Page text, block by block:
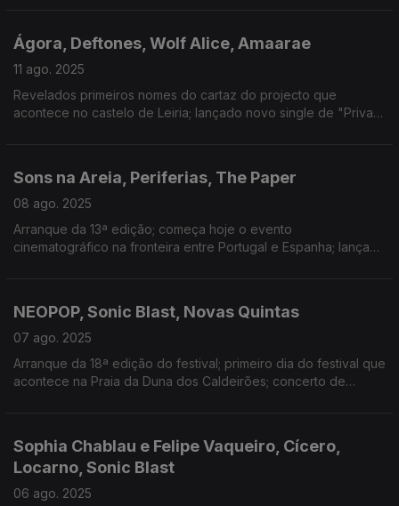
Ágora, Deftones, Wolf Alice, Amaarae
11 ago. 2025
Revelados primeiros nomes do cartaz do projecto que
acontece no castelo de Leiria; lançado novo single de "Private
Sons na Areia, Periferias, The Paper
08 ago. 2025
Arranque da 13ª edição; começa hoje o evento
cinematográfico na fronteira entre Portugal e Espanha; lançado
NEOPOP, Sonic Blast, Novas Quintas
07 ago. 2025
Arranque da 18ª edição do festival; primeiro dia do festival que
acontece na Praia da Duna dos Caldeirões; concerto de
Sophia Chablau e Felipe Vaqueiro, Cícero,
Locarno, Sonic Blast
06 ago. 2025